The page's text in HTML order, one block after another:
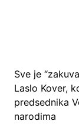
Sve je
Laslo Kover,
predsednika
narodima